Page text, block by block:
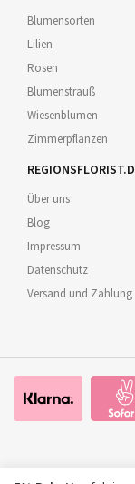
Blumensorten
Lilien
Rosen
Blumenstrauß
Wiesenblumen
Zimmerpflanzen
Über uns
Blog
Impressum
Datenschutz
Versand und Zahlung